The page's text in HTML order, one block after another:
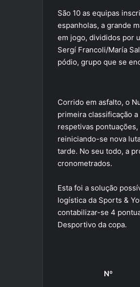
São 10 as equipas
espanholas, a grande
em jogo, divididos por
Sergí Francoli/María
pódio, grupo que se
Corrido em asfalto, o
primeira classificação
respetivas
reiniciando-se nova
tarde. No seu todo, a
cronometrados.
Esta foi a solução
logística da Sports &
contabilizar-se 4
Desportivo da copa.
Nº